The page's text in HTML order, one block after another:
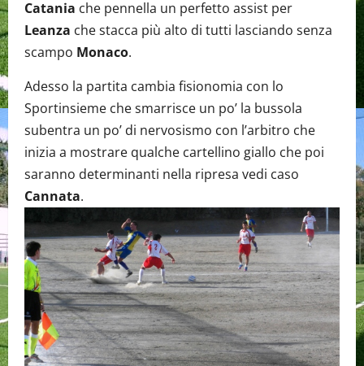
Catania che pennella un perfetto assist per
Leanza che stacca più alto di tutti lasciando senza
scampo Monaco.
Adesso la partita cambia fisionomia con lo
Sportinsieme che smarrisce un po’ la bussola
subentra un po’ di nervosismo con l’arbitro che
inizia a mostrare qualche cartellino giallo che poi
saranno determinanti nella ripresa vedi caso
Cannata.